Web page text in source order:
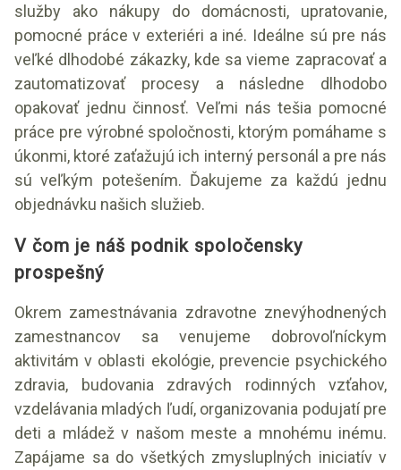
služby ako nákupy do domácnosti, upratovanie,
pomocné práce v exteriéri a iné. Ideálne sú pre nás
veľké dlhodobé zákazky, kde sa vieme zapracovať a
zautomatizovať procesy a následne dlhodobo
opakovať jednu činnosť. Veľmi nás tešia pomocné
práce pre výrobné spoločnosti, ktorým pomáhame s
úkonmi, ktoré zaťažujú ich interný personál a pre nás
sú veľkým potešením. Ďakujeme za každú jednu
objednávku našich služieb.
V čom je náš podnik spoločensky
prospešný
Okrem zamestnávania zdravotne znevýhodnených
zamestnancov sa venujeme dobrovoľníckym
aktivitám v oblasti ekológie, prevencie psychického
zdravia, budovania zdravých rodinných vzťahov,
vzdelávania mladých ľudí, organizovania podujatí pre
deti a mládež v našom meste a mnohému inému.
Zapájame sa do všetkých zmysluplných iniciatív v